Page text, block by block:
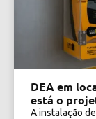
DEA em
está o
A instalação